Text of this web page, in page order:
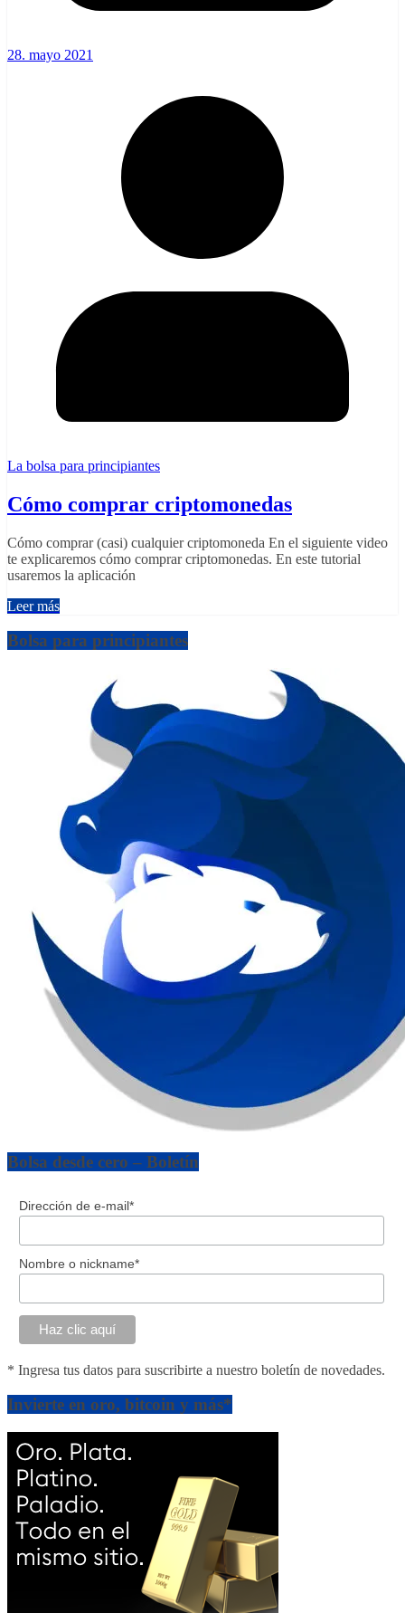
28. mayo 2021
La bolsa para principiantes
Cómo comprar criptomonedas
Cómo comprar (casi) cualquier criptomoneda En el siguiente video
te explicaremos cómo comprar criptomonedas. En este tutorial
usaremos la aplicación
Leer más
Bolsa para principiantes
Bolsa desde cero – Boletín
Dirección de e-mail*
Nombre o nickname*
* Ingresa tus datos para suscribirte a nuestro boletín de novedades.
Invierte en oro, bitcoin y más*